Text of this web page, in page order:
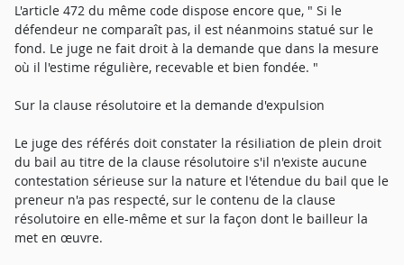
L'article 472 du même code dispose encore que, " Si le
défendeur ne comparaît pas, il est néanmoins statué sur le
fond. Le juge ne fait droit à la demande que dans la mesure
où il l'estime régulière, recevable et bien fondée. "
Sur la clause résolutoire et la demande d'expulsion
Le juge des référés doit constater la résiliation de plein droit
du bail au titre de la clause résolutoire s'il n'existe aucune
contestation sérieuse sur la nature et l'étendue du bail que le
preneur n'a pas respecté, sur le contenu de la clause
résolutoire en elle-même et sur la façon dont le bailleur la
met en œuvre.